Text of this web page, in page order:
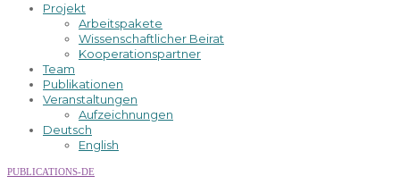
Projekt
Arbeitspakete
Wissenschaftlicher Beirat
Kooperationspartner
Team
Publikationen
Veranstaltungen
Aufzeichnungen
Deutsch
English
PUBLICATIONS-DE